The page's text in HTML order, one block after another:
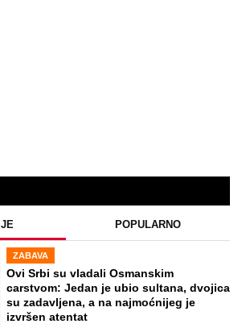
POPULARNO
ZABAVA
Ovi Srbi su vladali Osmanskim
carstvom: Jedan je ubio sultana, dvojica
su zadavljena, a na najmoćnijeg je
izvršen atentat